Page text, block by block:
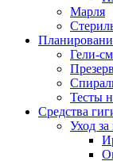
Марля
Гели-
Тесты
Средства
Уход